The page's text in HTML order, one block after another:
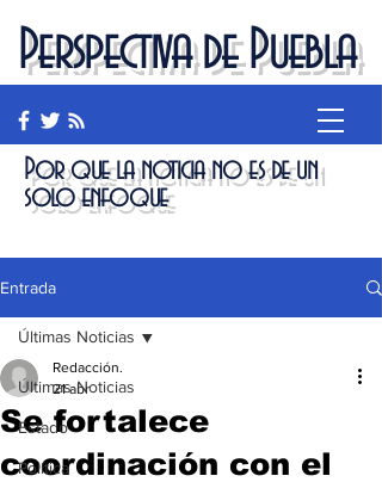
Perspectiva de Puebla
Por que la noticia no es de un
solo enfoque
Entrada
Últimas Noticias
Estado
Política
Últimas Noticias
Se fortalece
coordinación con el
Redacción.
21 abr